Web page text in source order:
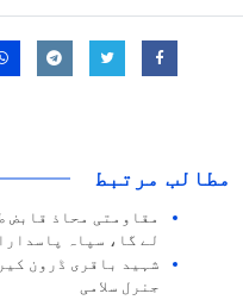
مطالب مرتبط
مقاومتی محاذ قابض
لے گا، سپاہ
شہید باقری ڈرون
جنرل سلامی